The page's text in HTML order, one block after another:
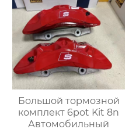
суппортами
электромеханический
суппорт
Большой тормозной
комплект 6pot Kit 8n
Автомобильный